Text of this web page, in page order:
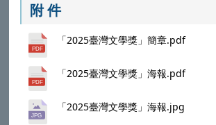
附 件
「2025臺灣文學獎」簡章.pdf
「2025臺灣文學獎」海報.pdf
「2025臺灣文學獎」海報.jpg